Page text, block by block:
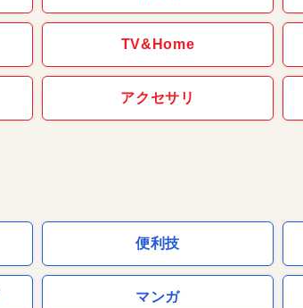
TV&Home
アクセサリ
便利技
マンガ